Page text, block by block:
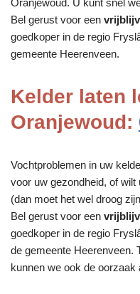
Bel gerust voor een
goedkoper in de regio
gemeente Heerenveen.
Kelder laten
Oranjewoud:
Vochtproblemen in uw
voor uw gezondheid, of
(dan moet het wel droog
Bel gerust voor een
goedkoper in de regio
de gemeente Heerenveen.
kunnen we ook de oorzaak